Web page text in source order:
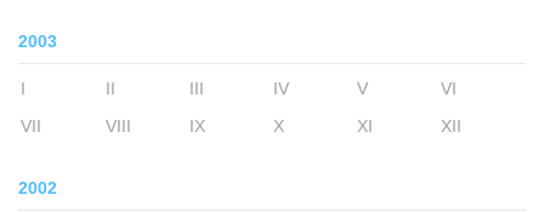
2003
I II III IV V
VI
VII
VIII IX X XI XII
2002